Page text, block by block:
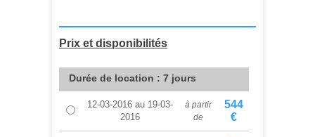
Prix et disponibilités
Durée de location : 7 jours
12-03-2016au 19-03-
2016
à partir
de
544
€